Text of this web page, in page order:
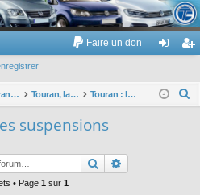
du Volkswagen Touran
Faire un don
ne nr
Le touran dans ses versions I (V1 V2 V3) et II ... Touran, la mécanique : moteurs, boites, transmissions, freins, direction, roues Touran : les roues et les suspensions
suspensions
Rechercher
• Page 1 sur 1